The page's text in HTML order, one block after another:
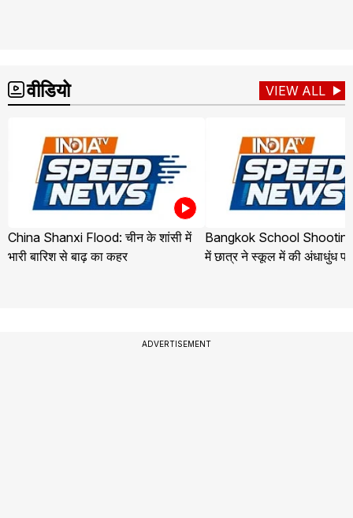
वीडियो VIEW ALL
China Shanxi Flood: चीन के शांसी में
भारी बारिश से बाढ़ का कहर
Bangkok School
में छात्र ने स्कूल में की अंधाधुंध
ADVERTISEMENT